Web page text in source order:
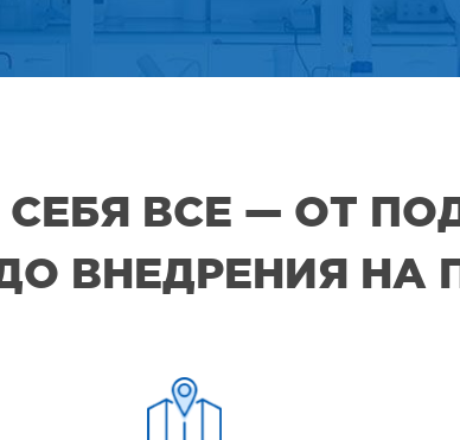
СЕБЯ ВСЕ — ОТ
ВНЕДРЕНИЯ НА